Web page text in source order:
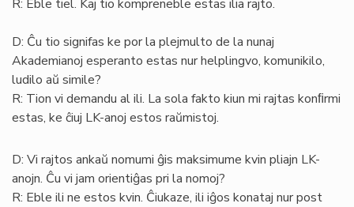
R: Eble tiel. Kaj tio kompreneble estas ilia rajto.
D: Ĉu tio signifas ke por la plejmulto de la nunaj
Akademianoj esperanto estas nur helplingvo, komunikilo,
ludilo aŭ simile?
R: Tion vi demandu al ili. La sola fakto kiun mi rajtas konﬁrmi
estas, ke ĉiuj LK-anoj estos raŭmistoj.
D: Vi rajtos ankaŭ nomumi ĝis maksimume kvin pliajn LK-
anojn. Ĉu vi jam orientiĝas pri la nomoj?
R: Eble ili ne estos kvin. Ĉiukaze, ili iĝos konataj nur post